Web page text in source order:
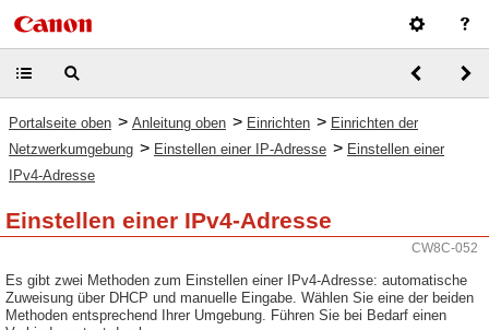
Portalseite oben > Anleitung oben > Einrichten > Einrichten der
Netzwerkumgebung > Einstellen einer IP-Adresse > Einstellen einer
IPv4-Adresse
Einstellen einer IPv4-Adresse
CW8C-052
Es gibt zwei Methoden zum Einstellen einer IPv4-Adresse: automatische
Zuweisung über DHCP und manuelle Eingabe. Wählen Sie eine der beiden
Methoden entsprechend Ihrer Umgebung. Führen Sie bei Bedarf einen